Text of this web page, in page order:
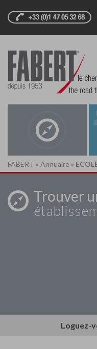
FABERT » Annuaire »
Trouver
Loguez-